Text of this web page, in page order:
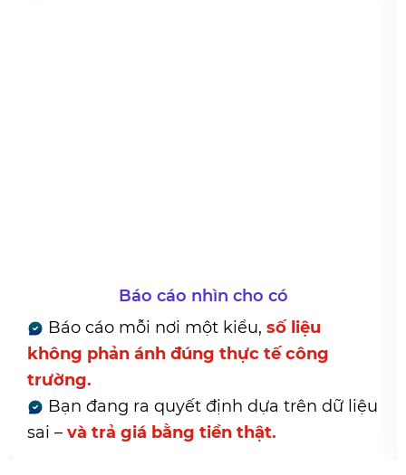
cáo nhìn cho có
nơi một kiểu,số liệu
đúng thực tế công
quyết định dựa trên dữ liệu
bằng tiền thật.
Mỗi ngày
tiến độ từng
–không phải